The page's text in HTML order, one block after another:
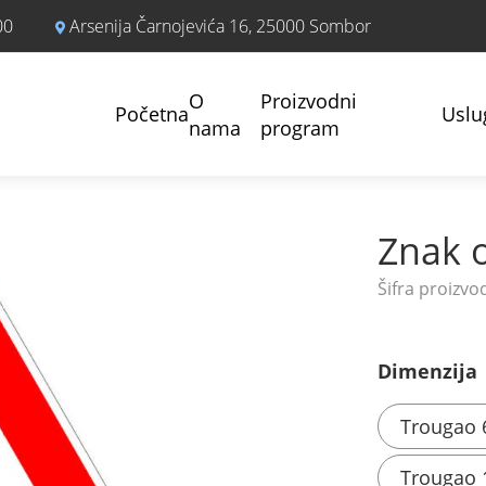
Arsenija Čarnojevića 16, 25000 Sombor
Početna
O
nama
Proizvodni
program
Znak
Dimenzija
Trougao
Trougao